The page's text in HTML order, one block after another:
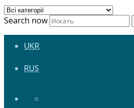
Search now
UKR
RUS